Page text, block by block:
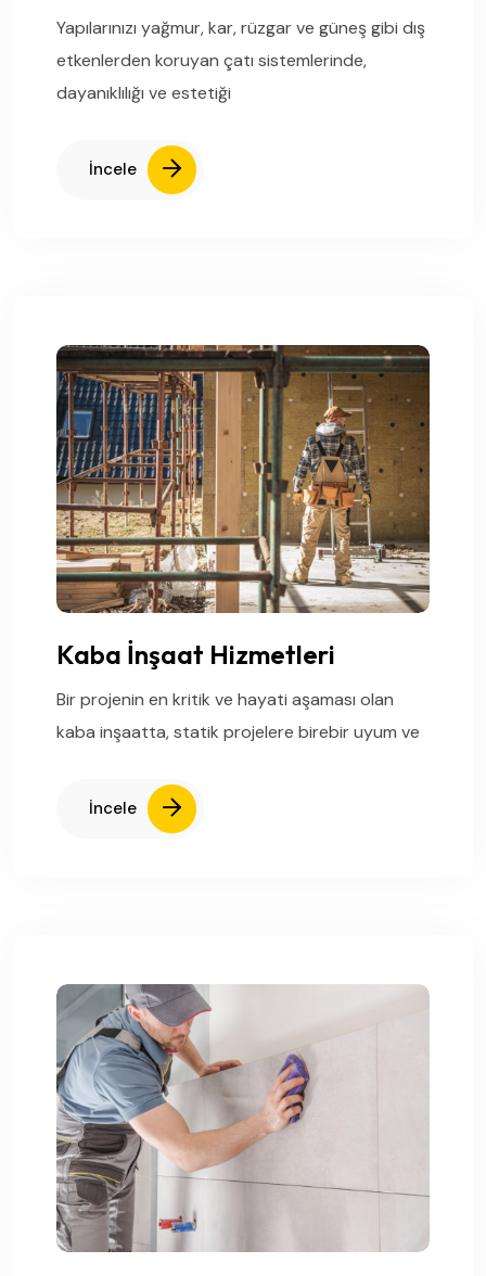
Yapılarınızı yağmur, kar, rüzgar ve güneş gibi dış
etkenlerden koruyan çatı sistemlerinde,
dayanıklılığı ve estetiği
İncele
Kaba İnşaat Hizmetleri
Bir projenin en kritik ve hayati aşaması olan
kaba inşaatta, statik projelere birebir uyum ve
İncele